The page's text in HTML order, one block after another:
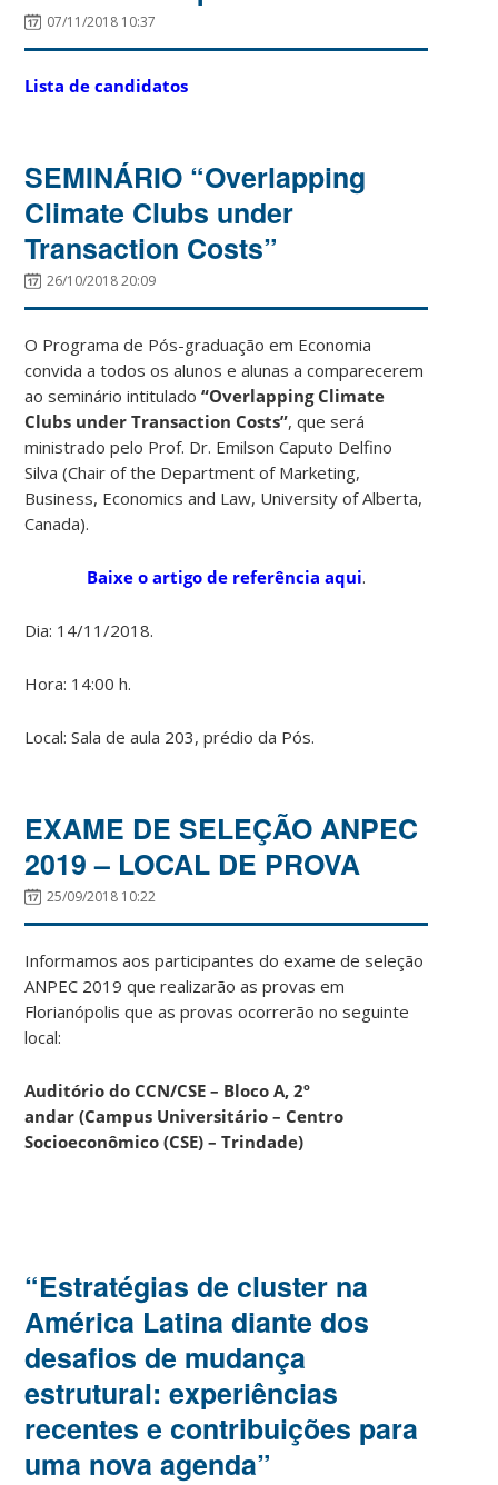
07/11/2018 10:37
Lista de candidatos
SEMINÁRIO “Overlapping
Climate Clubs under
Transaction Costs”
26/10/2018 20:09
O Programa de Pós-graduação em Economia
convida a todos os alunos e alunas a comparecerem
ao seminário intitulado“Overlapping Climate
Clubs under Transaction Costs”, que será
ministrado pelo Prof. Dr. Emilson Caputo Delfino
Silva (Chair of the Department of Marketing,
Business, Economics and Law, University of Alberta,
Canada).
Baixe o artigo de referência aqui.
Dia: 14/11/2018.
Hora: 14:00 h.
Local: Sala de aula 203, prédio da Pós.
EXAME DE SELEÇÃO ANPEC
2019 – LOCAL DE PROVA
25/09/2018 10:22
Informamos aos participantes do exame de seleção
ANPEC 2019 que realizarão as provas em
Florianópolis que as provas ocorrerão no seguinte
local:
Auditório do CCN/CSE – Bloco A, 2º
andar(Campus Universitário – Centro
Socioeconômico (CSE) – Trindade)
“Estratégias de cluster na
América Latina diante dos
desafios de mudança
estrutural: experiências
recentes e contribuições para
uma nova agenda”